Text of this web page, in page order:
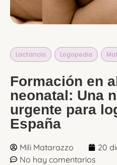
Lactancia Logopedia
Formación en
neonatal: Una
urgente para
España
Mili Matarazzo
20
No hay comentarios